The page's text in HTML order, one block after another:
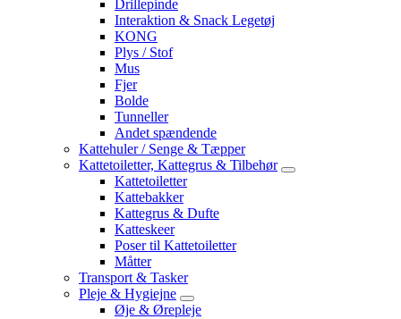
Drillepinde
Interaktion & Snack Legetøj
KONG
Plys / Stof
Mus
Fjer
Bolde
Tunneller
Andet spændende
Kattehuler / Senge & Tæpper
Kattetoiletter, Kattegrus & Tilbehør
Kattetoiletter
Kattebakker
Kattegrus & Dufte
Katteskeer
Poser til Kattetoiletter
Måtter
Transport & Tasker
Pleje & Hygiejne
Øje & Ørepleje